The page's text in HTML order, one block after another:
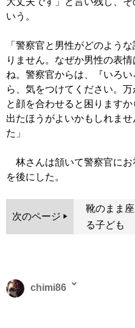
いう。
「警察官と男性がどのよう
りません。なぜか男性の表
ね。警察官からは、『いろ
ら、気をつけてください。
と顔を合わせると困ります
出たほうがよいかもしれま
た」
林さんは頷いて警察官にお
を後にした。
次のページ
靴のまま
る子ども
chimi86